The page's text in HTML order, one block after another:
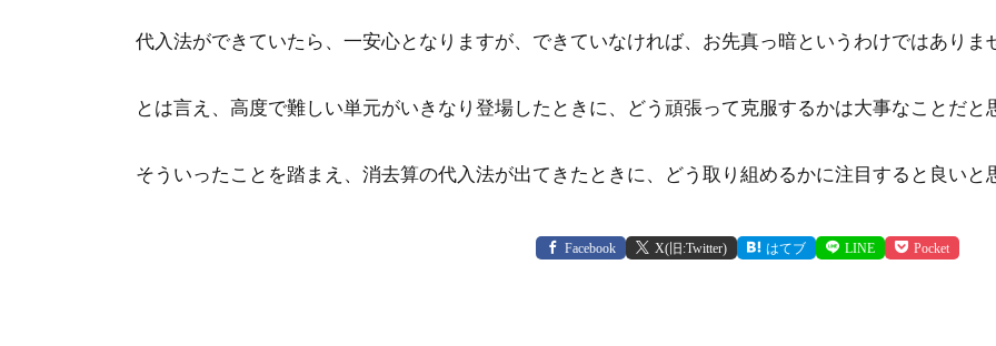
代入法ができていたら、一安心となりますが、できていなければ、お先真っ暗というわけではありま
とは言え、高度で難しい単元がいきなり登場したときに、どう頑張って克服するかは大事なことだと
そういったことを踏まえ、消去算の代入法が出てきたときに、どう取り組めるかに注目すると良いと
Facebook X(旧:Twitter) はてブ LINE Pocket